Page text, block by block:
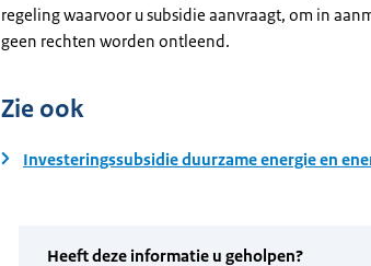
regeling waarvoor u subsidie aanvraagt, om in
geen rechten worden ontleend.
Zie ook
Investeringssubsidie duurzame energie en